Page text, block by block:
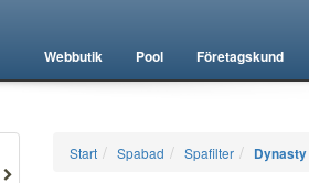
Webbutik Pool Företagskund
Start Spabad Spafilter Dynasty